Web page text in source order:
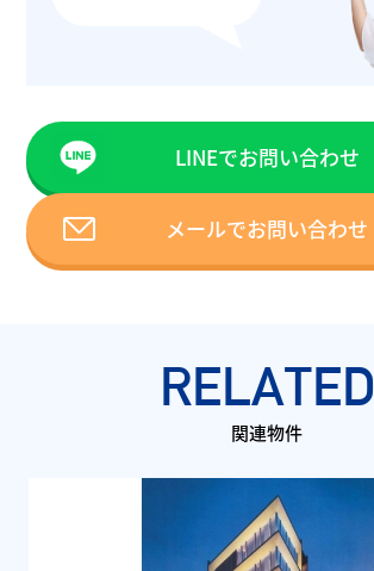
LINEでお問い合わせ
メールでお問い合わせ
RELATED
関連物件